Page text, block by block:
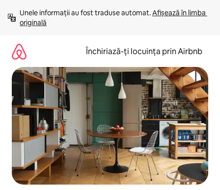
mergi
conținut
Unele informații au fost traduse automat. Afișează în limba
originală
Închiriază-ți locuința prin Airbnb